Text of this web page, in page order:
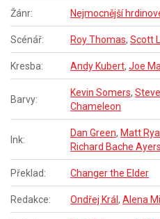
Žánr: Nejmocnější
Scénář: Roy Thomas, Scott
Kresba: Andy Kubert, Joe
Barvy:
Kevin Somers,
Chameleon
Ink:
Dan Green, Matt
Richard Bache Ayers
Překlad: Changer the Elder
Redakce: Ondřej Král , Alena